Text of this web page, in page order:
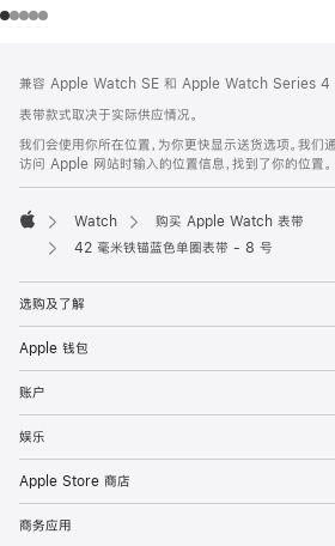
页
页
脚
注
兼容 Apple Watch SE 和 Apple Watch Series 4
表带款式取决于实际供应情况。
我们会使用你所在位置，为你更快显示送货选项。我们
访问 Apple 网站时输入的位置信息，找到了你的位置。
Apple
Watch
购买 Apple Watch 表带
42 毫米铁锚蓝色单圈表带 - 8 号
选购及了解
Apple 钱包
账户
娱乐
Apple Store 商店
商务应用